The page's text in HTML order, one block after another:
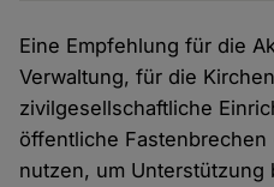
Eine Empfehlung für die
Verwaltung, für die
zivilgesellschaftliche
öffentliche Fastenbrechen
nutzen, um Unterstützung